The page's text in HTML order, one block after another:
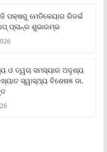
ପକ୍ଷରୁ ମେଡିକେୟାର ରିଜର୍ଭ
ପ୍ଲାନ୍‌ର ଶୁଭାରମ୍ଭ
ଓ ତ୍ୱଚା ସମସ୍ୟାର ଅଦୃଶ୍ୟ
ସ୍ୱାସ୍ଥ୍ୟ ବିଶେଷଜ୍ଞ ଡା.